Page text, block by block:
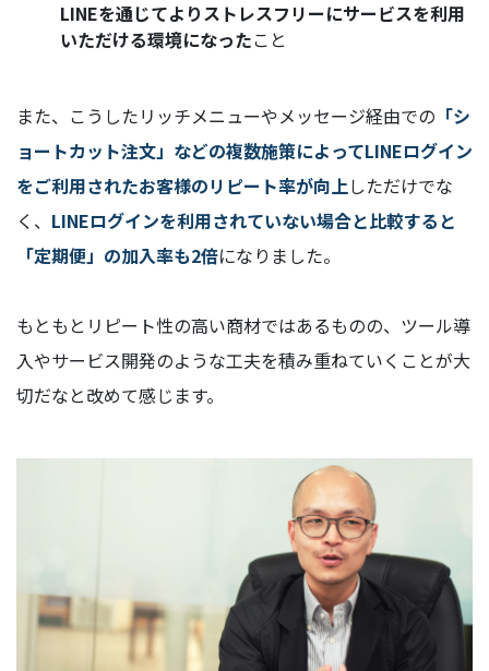
LINEを通じてよりストレスフリーにサービスを利用
いただける環境になったこと
また、こうしたリッチメニューやメッセージ経由での 「シ
ョートカット注文」などの複数施策によってLINEログイン
をご利用されたお客様のリピート率が向上しただけでな
く、 LINEログインを利用されていない場合と比較すると
「定期便」の加入率も2倍になりました。
もともとリピート性の高い商材ではあるものの、ツール導
入やサービス開発のような工夫を積み重ねていくことが大
切だなと改めて感じます。